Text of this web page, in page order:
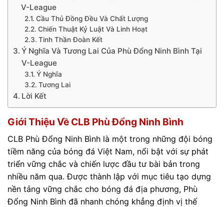
V-League
Cầu Thủ Đồng Đều Và Chất Lượng
Chiến Thuật Kỷ Luật Và Linh Hoạt
Tinh Thần Đoàn Kết
Ý Nghĩa Và Tương Lai Của Phù Đổng Ninh Bình Tại
V-League
Ý Nghĩa
Tương Lai
Lời Kết
Giới Thiệu Về CLB Phù Đổng Ninh Bình
CLB Phù Đổng Ninh Bình là một trong những đội bóng
tiềm năng của bóng đá Việt Nam, nổi bật với sự phát
triển vững chắc và chiến lược đầu tư bài bản trong
nhiều năm qua. Được thành lập với mục tiêu tạo dựng
nền tảng vững chắc cho bóng đá địa phương, Phù
Đổng Ninh Bình đã nhanh chóng khẳng định vị thế